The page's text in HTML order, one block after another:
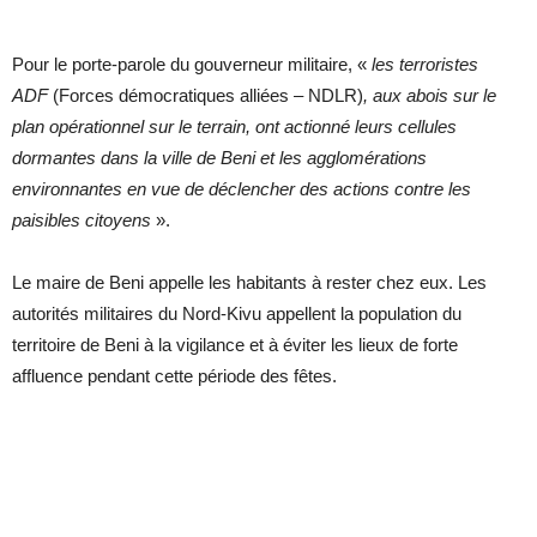
Pour le porte-parole du gouverneur militaire, « les terroristes
ADF(Forces démocratiques alliées – NDLR), aux abois sur le
plan opérationnel sur le terrain, ont actionné leurs cellules
dormantes dans la ville de Beni et les agglomérations
environnantes en vue de déclencher des actions contre les
paisibles citoyens ».
Le maire de Beni appelle les habitants à rester chez eux. Les
autorités militaires du Nord-Kivu appellent la population du
territoire de Beni à la vigilance et à éviter les lieux de forte
affluence pendant cette période des fêtes.